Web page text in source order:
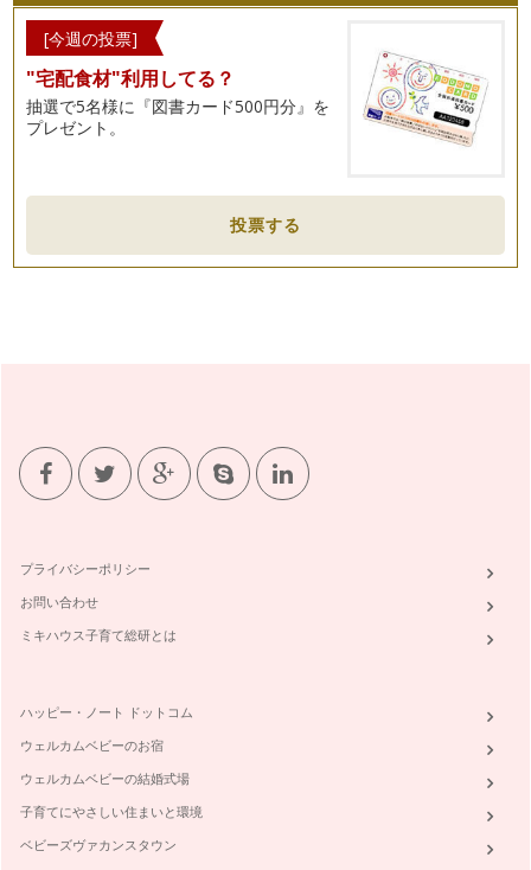
言語とボディーランゲージ
私たち人はコミュニュケーションをとる際、音声だけでなくボ
ディーランゲージも利用します。耳で聞…
英語の冠詞
英語の冠詞（a, an, the）は誰もが知っていますね。しかし、
英語教育で大切なこと、日本の英語教育の弱点、これまで色々
とお話ししてきましたね。 &nb…
たが、もう一つ忘れてはならないのが言…
発音の大切さ：お家で出来る、楽しく正しい発音練習法
赤ちゃんとママと英語
「学校の英語の成績は良かったのに、外国の人と話そうと思っ
たらちっとも通じない。」それは、多く…
[今週の投票]
"宅配食材"利用してる？
抽選で5名様に『図書カード500円分』を
プレゼント。
投票する
プライバシーポリシー
お問い合わせ
ミキハウス子育て総研とは
ハッピー・ノート ドットコム
ウェルカムベビーのお宿
ウェルカムベビーの結婚式場
子育てにやさしい住まいと環境
ベビーズヴァカンスタウン